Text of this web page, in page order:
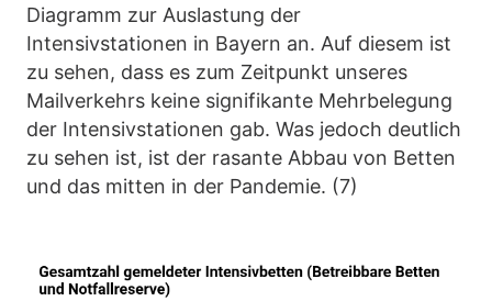
Diagramm zur Auslastung der
Intensivstationen in Bayern an. Auf diesem ist
zu sehen, dass es zum Zeitpunkt unseres
Mailverkehrs keine signifikante Mehrbelegung
der Intensivstationen gab. Was jedoch deutlich
zu sehen ist, ist der rasante Abbau von Betten
und das mitten in der Pandemie. (7)